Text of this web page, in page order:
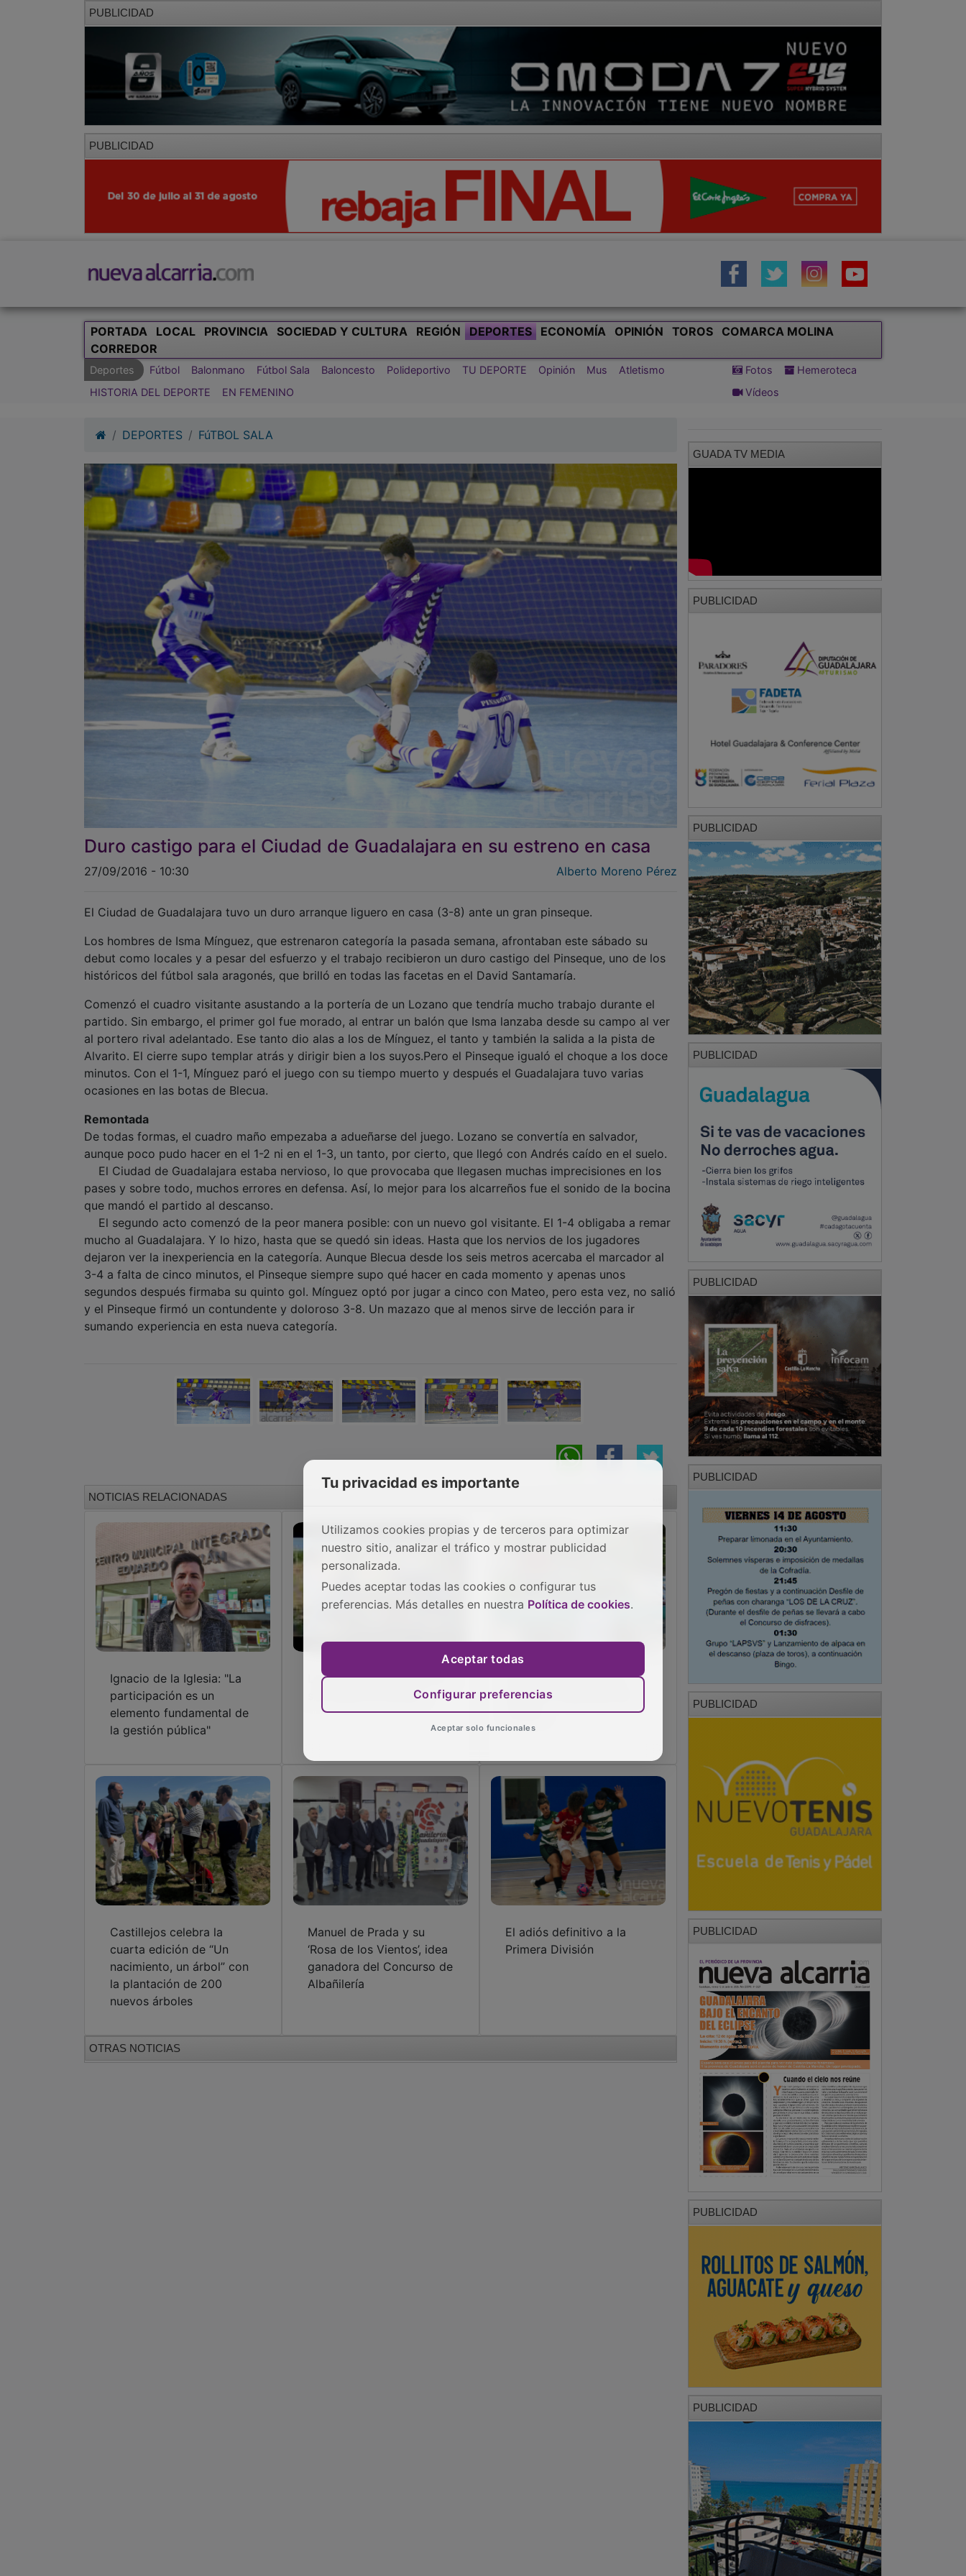
PUBLICIDAD
PUBLICIDAD
PORTADA LOCAL PROVINCIA SOCIEDAD Y CULTURA REGIÓN DEPORTES ECONOMÍA OPINIÓN TOROS
COMARCA MOLINA
CORREDOR
Deportes Fútbol Balonmano Fútbol Sala Baloncesto Polideportivo TU DEPORTE Opinión Mus
Atletismo
HISTORIA DEL DEPORTE
EN FEMENINO
Fotos
Hemeroteca
Vídeos
DEPORTES FúTBOL SALA
Duro castigo para el Ciudad de Guadalajara en su estreno en casa
27/09/2016 - 10:30 Alberto Moreno Pérez
El Ciudad de Guadalajara tuvo un duro arranque liguero en casa (3-8) ante un gran pinseque.
Los hombres de Isma Mínguez, que estrenaron categoría la pasada semana, afrontaban este sábado su
debut como locales y a pesar del esfuerzo y el trabajo recibieron un duro castigo del Pinseque, uno de los
históricos del fútbol sala aragonés, que brilló en todas las facetas en el David Santamaría.
Comenzó el cuadro visitante asustando a la portería de un Lozano que tendría mucho trabajo durante el
partido. Sin embargo, el primer gol fue morado, al entrar un balón que Isma lanzaba desde su campo al ver
al portero rival adelantado. Ese tanto dio alas a los de Mínguez, el tanto y también la salida a la pista de
Alvarito. El cierre supo templar atrás y dirigir bien a los suyos.Pero el Pinseque igualó el choque a los doce
minutos. Con el 1-1, Mínguez paró el juego con su tiempo muerto y después el Guadalajara tuvo varias
ocasiones en las botas de Blecua.
Remontada
De todas formas, el cuadro maño empezaba a adueñarse del juego. Lozano se convertía en salvador,
aunque poco pudo hacer en el 1-2 ni en el 1-3, un tanto, por cierto, que llegó con Andrés caído en el suelo.
El Ciudad de Guadalajara estaba nervioso, lo que provocaba que llegasen muchas imprecisiones en los
pases y sobre todo, muchos errores en defensa. Así, lo mejor para los alcarreños fue el sonido de la bocina
que mandó el partido al descanso.
El segundo acto comenzó de la peor manera posible: con un nuevo gol visitante. El 1-4 obligaba a remar
mucho al Guadalajara. Y lo hizo, hasta que se quedó sin ideas. Hasta que los nervios de los jugadores
dejaron ver la inexperiencia en la categoría. Aunque Blecua desde los seis metros acercaba el marcador al
3-4 a falta de cinco minutos, el Pinseque siempre supo qué hacer en cada momento y apenas unos
segundos después firmaba su quinto gol. Mínguez optó por jugar a cinco con Mateo, pero esta vez, no salió
y el Pinseque firmó un contundente y doloroso 3-8. Un mazazo que al menos sirve de lección para ir
sumando experiencia en esta nueva categoría.
NOTICIAS RELACIONADAS
Ignacio de la Iglesia: "La
participación es un
elemento fundamental de
la gestión pública"
Las hojas caídas vuelven a
sus raíces en Alovera
Primavera de plantas y
libros en Cabanillas del
Campo
Castillejos celebra la
cuarta edición de “Un
nacimiento, un árbol” con
la plantación de 200
nuevos árboles
Manuel de Prada y su
‘Rosa de los Vientos’, idea
ganadora del Concurso de
Albañilería
El adiós definitivo a la
Primera División
OTRAS NOTICIAS
GUADA TV MEDIA
PUBLICIDAD
PUBLICIDAD
PUBLICIDAD
PUBLICIDAD
PUBLICIDAD
PUBLICIDAD
PUBLICIDAD
PUBLICIDAD
PUBLICIDAD
Tu privacidad es importante
Utilizamos cookies propias y de terceros para optimizar
nuestro sitio, analizar el tráfico y mostrar publicidad
personalizada.
Puedes aceptar todas las cookies o configurar tus
preferencias. Más detalles en nuestra Política de cookies.
Aceptar todas
Configurar preferencias
Aceptar solo funcionales